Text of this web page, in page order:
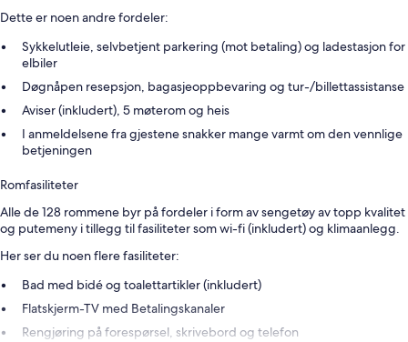
Dette er noen andre fordeler:
Sykkelutleie, selvbetjent parkering (mot betaling) og ladestasjon for
elbiler
Døgnåpen resepsjon, bagasjeoppbevaring og tur-/billettassistanse
Aviser (inkludert), 5 møterom og heis
I anmeldelsene fra gjestene snakker mange varmt om den vennlige
betjeningen
Romfasiliteter
Alle de 128 rommene byr på fordeler i form av sengetøy av topp kvalitet
og putemeny i tillegg til fasiliteter som wi-fi (inkludert) og klimaanlegg.
Her ser du noen flere fasiliteter:
Bad med bidé og toalettartikler (inkludert)
Flatskjerm-TV med Betalingskanaler
Rengjøring på forespørsel, skrivebord og telefon